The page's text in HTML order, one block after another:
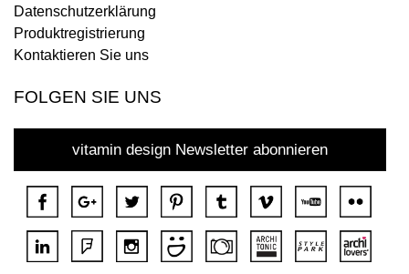
Datenschutzerklärung
Produktregistrierung
Kontaktieren Sie uns
FOLGEN SIE UNS
vitamin design Newsletter abonnieren